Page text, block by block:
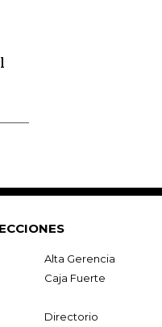
Alta Gerencia
Caja Fuerte
Directorio